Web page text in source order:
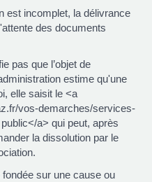
est incomplet, la délivrance
des documents
pas que l’objet de
estime qu'une
elle saisit le <a
vos-demarches/services-
a> qui peut, après
la dissolution par le
sur une cause ou